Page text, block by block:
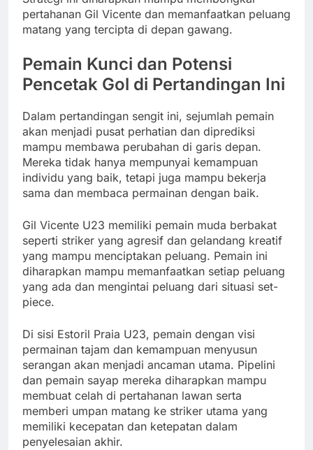
pertahanan Gil Vicente dan memanfaatkan peluang
matang yang tercipta di depan gawang.
Pemain Kunci dan Potensi
Pencetak Gol di Pertandingan Ini
Dalam pertandingan sengit ini, sejumlah pemain
akan menjadi pusat perhatian dan diprediksi
mampu membawa perubahan di garis depan.
Mereka tidak hanya mempunyai kemampuan
individu yang baik, tetapi juga mampu bekerja
sama dan membaca permainan dengan baik.
Gil Vicente U23 memiliki pemain muda berbakat
seperti striker yang agresif dan gelandang kreatif
yang mampu menciptakan peluang. Pemain ini
diharapkan mampu memanfaatkan setiap peluang
yang ada dan mengintai peluang dari situasi set-
piece.
Di sisi Estoril Praia U23, pemain dengan visi
permainan tajam dan kemampuan menyusun
serangan akan menjadi ancaman utama. Pipelini
dan pemain sayap mereka diharapkan mampu
membuat celah di pertahanan lawan serta
memberi umpan matang ke striker utama yang
memiliki kecepatan dan ketepatan dalam
penyelesaian akhir.